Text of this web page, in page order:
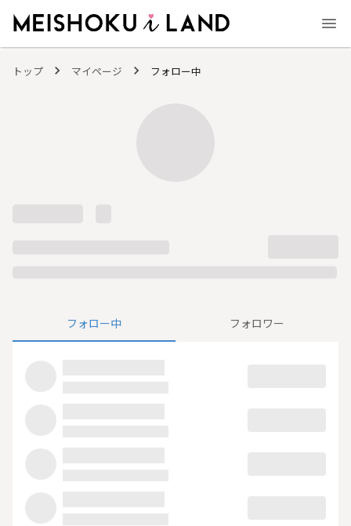
トップ マイページ フォロー中
フォロー中 フォロワー